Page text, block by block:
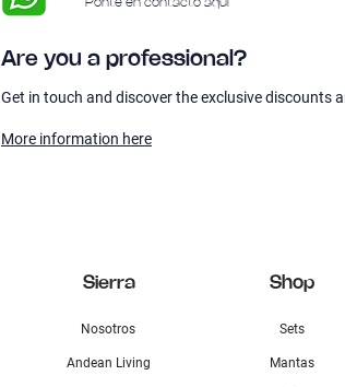
Are you a professional?
Get in touch and discover the exclusive discounts
More information here
Sierra
Nosotros
Andean Living
Shop
Sets
Mantas